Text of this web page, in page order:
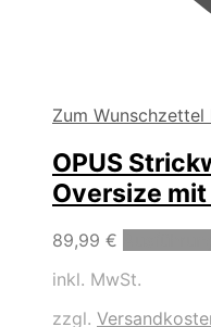
Zum Wunschzettel
OPUS
Oversize mit
89,99 €
inkl. MwSt.
zzgl.